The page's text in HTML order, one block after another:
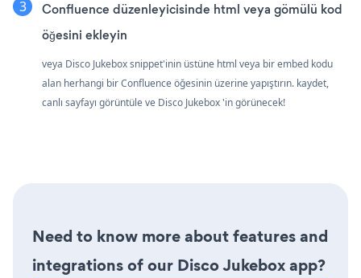
Confluence düzenleyicisinde html veya gömülü kod
öğesini ekleyin
veya Disco Jukebox snippet'inin üstüne html veya bir embed kodu
alan herhangi bir Confluence öğesinin üzerine yapıştırın. kaydet,
canlı sayfayı görüntüle ve Disco Jukebox 'in görünecek!
Need to know more about features and
integrations of our Disco Jukebox app?